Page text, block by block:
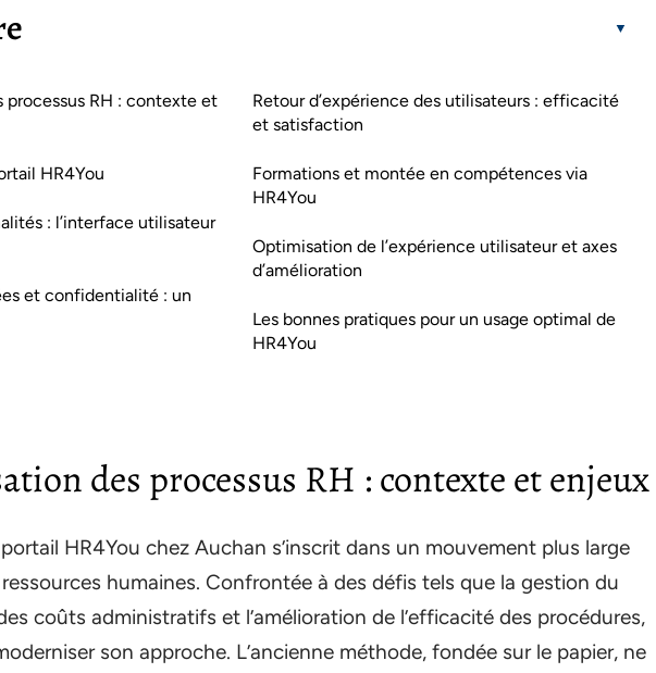
processus RH : contexte et
HR4You
: l’interface utilisateur
et confidentialité : un
Retour d’expérience des utilisateurs : efficacité
et satisfaction
Formations et montée en compétences via
HR4You
Optimisation de l’expérience utilisateur et axes
d’amélioration
Les bonnes pratiques pour un usage optimal de
HR4You
des processus RH : contexte et enjeux
HR4You chez Auchan s’inscrit dans un mouvement plus large
humaines. Confrontée à des défis tels que la gestion du
coûts administratifs et l’amélioration de l’efficacité des procédures,
son approche. L’ancienne méthode, fondée sur le papier, ne